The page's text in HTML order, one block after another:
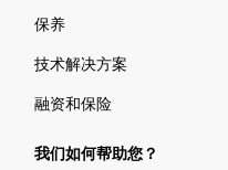
保养
技术解决方案
融资和保险
我们如何帮助您？